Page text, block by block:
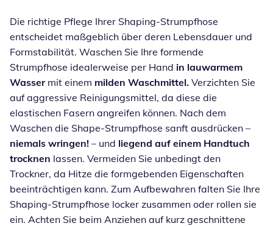
Die richtige Pflege Ihrer Shaping-Strumpfhose
entscheidet maßgeblich über deren Lebensdauer und
Formstabilität. Waschen Sie Ihre formende
Strumpfhose idealerweise per Hand in lauwarmem
Wassermit einem milden Waschmittel. Verzichten Sie
auf aggressive Reinigungsmittel, da diese die
elastischen Fasern angreifen können. Nach dem
Waschen die Shape-Strumpfhose sanft ausdrücken –
niemals wringen! – und liegend auf einem Handtuch
trocknen lassen. Vermeiden Sie unbedingt den
Trockner, da Hitze die formgebenden Eigenschaften
beeinträchtigen kann. Zum Aufbewahren falten Sie Ihre
Shaping-Strumpfhose locker zusammen oder rollen sie
ein. Achten Sie beim Anziehen auf kurz geschnittene